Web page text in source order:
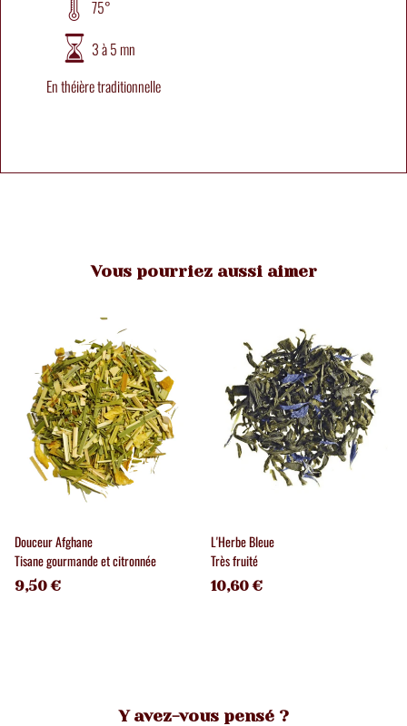
75°
3 à 5 mn
En théière traditionnelle
Vous pourriez aussi aimer
Douceur Afghane
Tisane gourmande et citronnée
9,50 €
L'Herbe Bleue
Très fruité
10,60 €
Y avez-vous pensé ?